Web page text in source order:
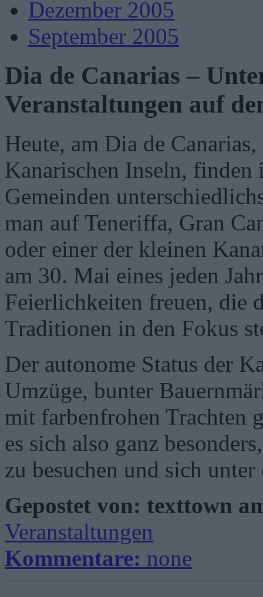
Dezember 2005
September 2005
Dia de Canarias –
Veranstaltungen auf
Heute, am Dia de
Kanarischen Inseln, finden
Gemeinden
man auf Teneriffa, Gran
oder einer der kleinen
am 30. Mai eines jeden
Feierlichkeiten freuen, die
Traditionen in den Fokus
Der autonome Status der
Umzüge, bunter
mit farbenfrohen Trachten
es sich also ganz
zu besuchen und sich
Gepostet von: texttown
Veranstaltungen
Kommentare: none